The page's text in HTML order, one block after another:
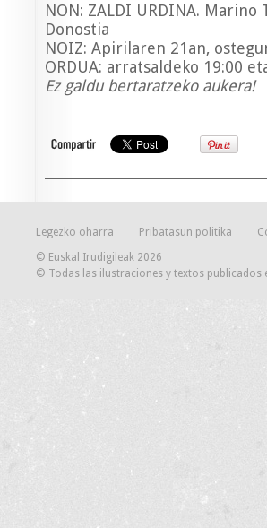
NON: ZALDI URDINA. Marino
Donostia
NOIZ: Apirilaren 21an,
ORDUA: arratsaldeko 19:00
Ez galdu bertaratzeko aukera!
Legezko oharra Pribatasun politika
© Euskal Irudigileak 2026
© Todas las ilustraciones y textos publicados